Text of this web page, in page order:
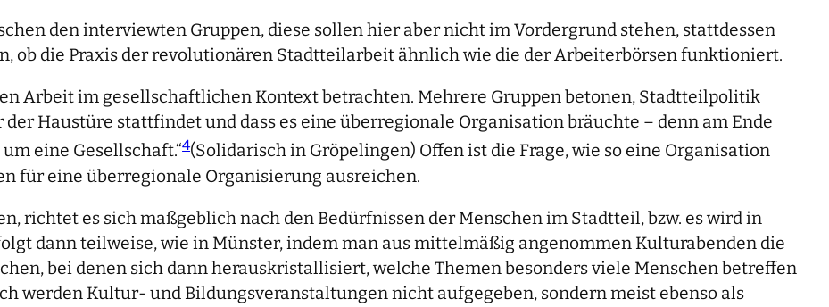
den interviewten Gruppen, diese sollen hier aber nicht im Vordergrund stehen, stattdessen
ob die Praxis der revolutionären Stadtteilarbeit ähnlich wie die der Arbeiterbörsen funktioniert.
Arbeit im gesellschaftlichen Kontext betrachten. Mehrere Gruppen betonen, Stadtteilpolitik
der Haustüre stattfindet und dass es eine überregionale Organisation bräuchte – denn am Ende
eine Gesellschaft.“4(Solidarisch in Gröpelingen) Offen ist die Frage, wie so eine Organisation
für eine überregionale Organisierung ausreichen.
richtet es sich maßgeblich nach den Bedürfnissen der Menschen im Stadtteil, bzw. es wird in
dann teilweise, wie in Münster, indem man aus mittelmäßig angenommen Kulturabenden die
bei denen sich dann herauskristallisiert, welche Themen besonders viele Menschen betreffen
werden Kultur- und Bildungsveranstaltungen nicht aufgegeben, sondern meist ebenso als